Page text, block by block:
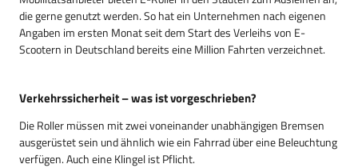
die gerne genutzt werden. So hat ein Unternehmen nach eigenen
Angaben im ersten Monat seit dem Start des Verleihs von E-
Scootern in Deutschland bereits eine Million Fahrten verzeichnet.
Verkehrssicherheit – was ist vorgeschrieben?
Die Roller müssen mit zwei voneinander unabhängigen Bremsen
ausgerüstet sein und ähnlich wie ein Fahrrad über eine Beleuchtung
verfügen. Auch eine Klingel ist Pflicht.